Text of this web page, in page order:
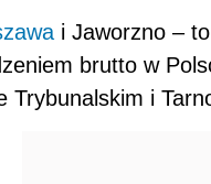
i Jaworzno –
brutto w
Trybunalskim i